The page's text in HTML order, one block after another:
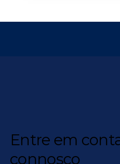
Entre em
connosco